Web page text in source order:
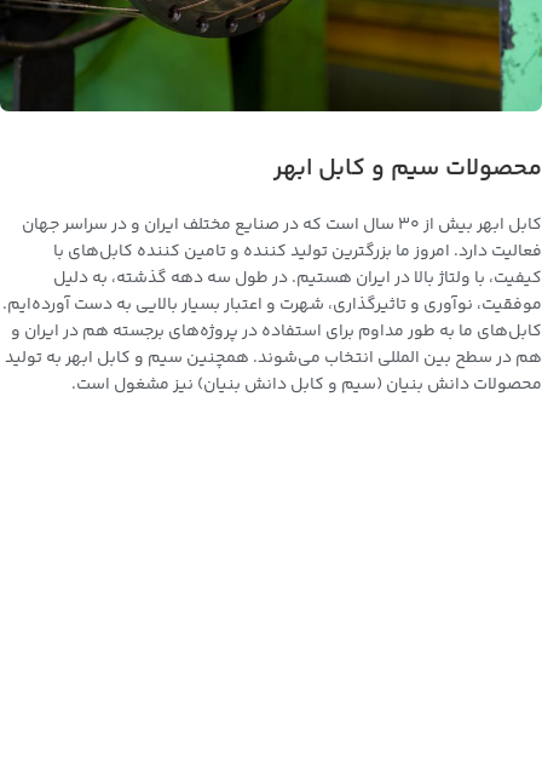
محصولات سیم و کابل ابهر
کابل ابهر بیش از 30 سال است که در صنایع مختلف ایران و در سراسر جهان
فعالیت دارد. امروز ما بزرگترین تولید کننده و تامین کننده کابل‌های با
کیفیت، با ولتاژ بالا در ایران هستیم. در طول سه دهه گذشته، به دلیل
موفقیت، نوآوری و تاثیرگذاری، شهرت و اعتبار بسیار بالایی به دست آورده‌ایم.
کابل‌های ما به طور مداوم برای استفاده در پروژه‌های برجسته هم در ایران و
هم در سطح بین المللی انتخاب می‌شوند. همچنین سیم و کابل ابهر به تولید
محصولات دانش بنیان (سیم و کابل دانش بنیان) نیز مشغول است.